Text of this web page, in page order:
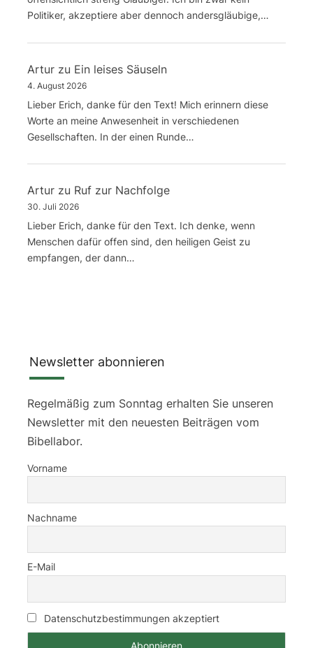
Politiker, akzeptiere aber dennoch andersgläubige,…
Artur zu Ein leises Säuseln
4. August 2026
Lieber Erich, danke für den Text! Mich erinnern diese
Worte an meine Anwesenheit in verschiedenen
Gesellschaften. In der einen Runde…
Artur zu Ruf zur Nachfolge
30. Juli 2026
Lieber Erich, danke für den Text. Ich denke, wenn
Menschen dafür offen sind, den heiligen Geist zu
empfangen, der dann…
Newsletter abonnieren
Regelmäßig zum Sonntag erhalten Sie unseren
Newsletter mit den neuesten Beiträgen vom
Bibellabor.
Vorname
Nachname
E-Mail
Datenschutzbestimmungen akzeptiert